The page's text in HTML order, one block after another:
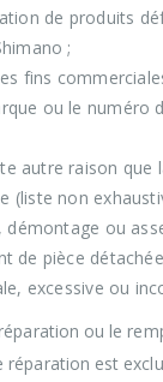
de produits
;
fins
ou le numéro
autre raison que
(liste non
ou
de pièce
excessive ou
ou le
réparation est